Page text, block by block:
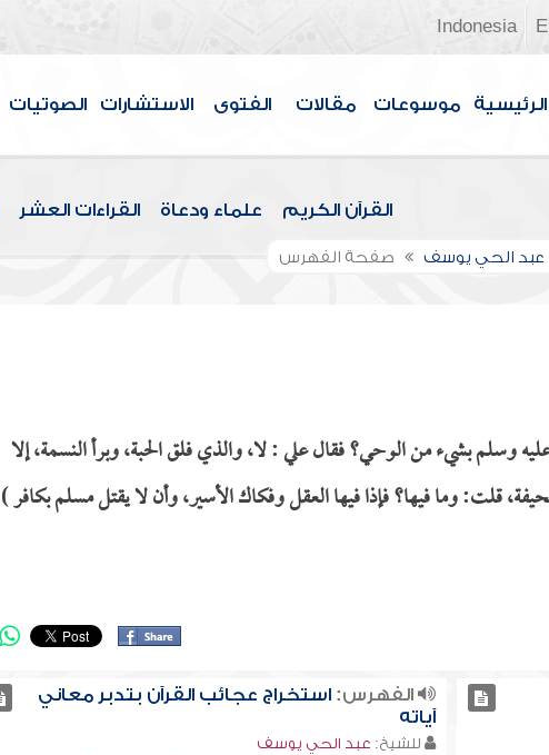
Indonesia
الرئيسية موسوعات مقالات الفتوى الاستشارات الصوتيات
القرآن الكريم علماء ودعاة القراءات العشر
عبد الحي يوسف صفحة الفهرس
بشيء من الوحي؟ فقال علي : لا، والذي فلق الحبة، وبرأ النسمة، إلا
قلت: وما فيها؟ فإذا فيها العقل وفكاك الأسير، وأن لا يقتل مسلم بكافر )
الفهرس: استخراج عجائب القرآن بتدبر معاني
آياته
للشيخ: عبد الحي يوسف